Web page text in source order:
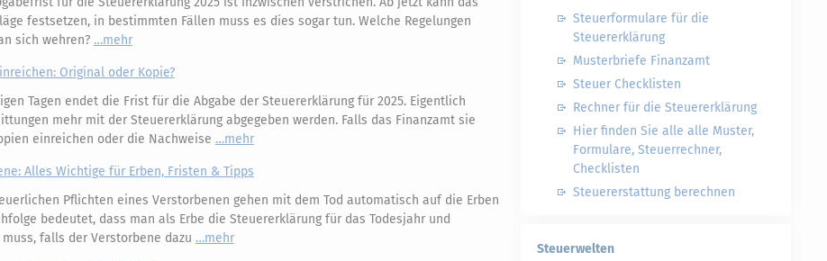
festsetzen, in bestimmten Fällen muss es dies sogar tun. Welche Regelungen
sich wehren?
mehr
Original oder Kopie?
Tagen endet die Frist für die Abgabe der Steuererklärung für 2025. Eigentlich
mehr mit der Steuererklärung abgegeben werden. Falls das Finanzamt sie
einreichen oder die Nachweise
mehr
Alles Wichtige für Erben, Fristen & Tipps
Pflichten eines Verstorbenen gehen mit dem Tod automatisch auf die Erben
bedeutet, dass man als Erbe die Steuererklärung für das Todesjahr und
falls der Verstorbene dazu
mehr
Steuerformulare für die
Steuererklärung
Musterbriefe Finanzamt
Steuer Checklisten
Rechner für die Steuererklärung
Hier finden Sie alle alle Muster,
Formulare, Steuerrechner,
Checklisten
Steuererstattung berechnen
Steuerwelten